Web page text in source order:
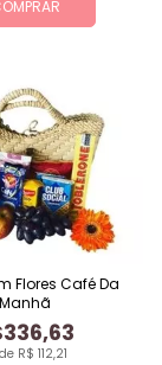
R$ 112,21
Flores Café Da
Manhã